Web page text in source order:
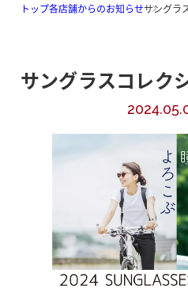
トップ各店舗からのお知らせサングラ
サングラスコレク